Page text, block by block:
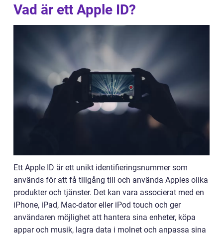
Vad är ett Apple ID?
Ett Apple ID är ett unikt identifieringsnummer som
används för att få tillgång till och använda Apples olika
produkter och tjänster. Det kan vara associerat med en
iPhone, iPad, Mac-dator eller iPod touch och ger
användaren möjlighet att hantera sina enheter, köpa
appar och musik, lagra data i molnet och anpassa sina